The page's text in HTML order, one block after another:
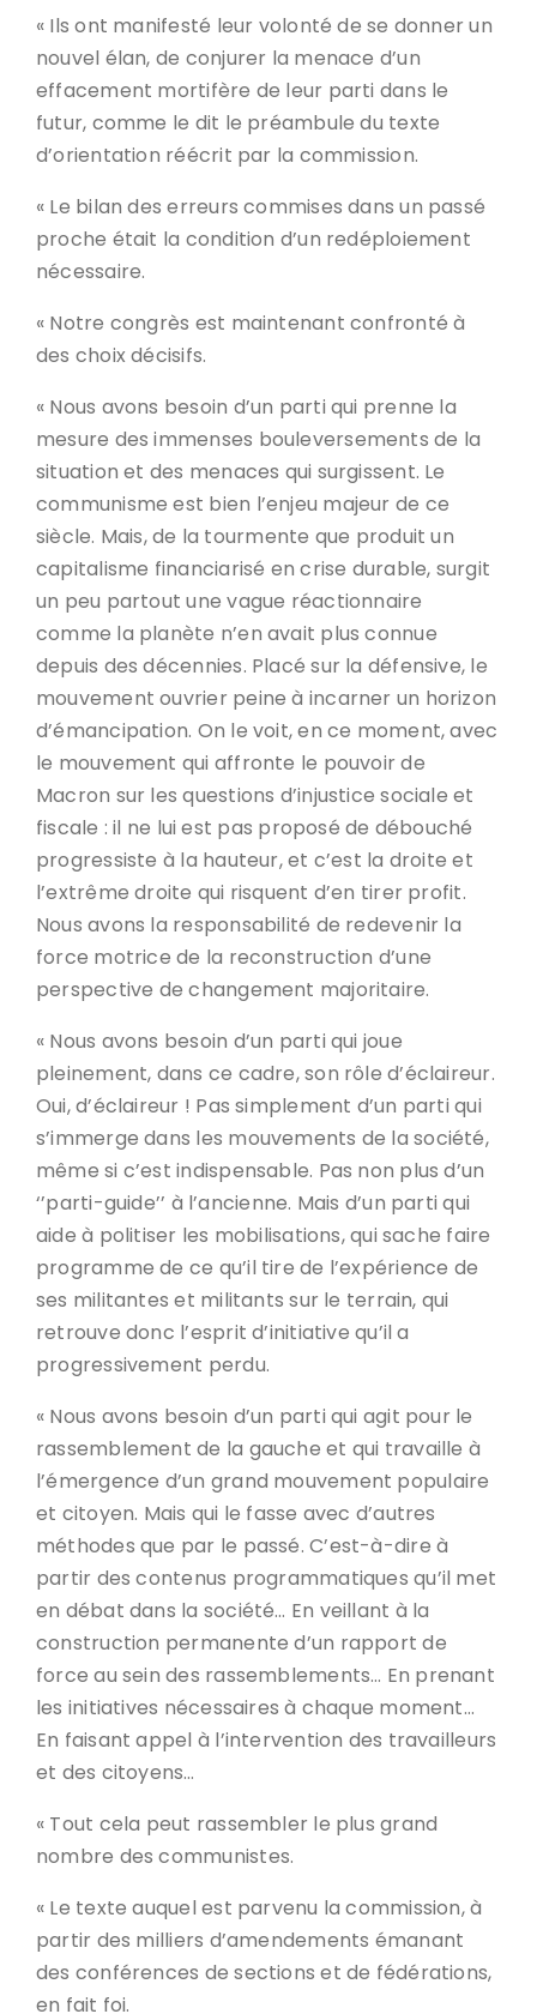
« Ils ont manifesté leur volonté de se donner un
nouvel élan, de conjurer la menace d’un
effacement mortifère de leur parti dans le
futur, comme le dit le préambule du texte
d’orientation réécrit par la commission.
« Le bilan des erreurs commises dans un passé
proche était la condition d’un redéploiement
nécessaire.
« Notre congrès est maintenant confronté à
des choix décisifs.
« Nous avons besoin d’un parti qui prenne la
mesure des immenses bouleversements de la
situation et des menaces qui surgissent. Le
communisme est bien l’enjeu majeur de ce
siècle. Mais, de la tourmente que produit un
capitalisme financiarisé en crise durable, surgit
un peu partout une vague réactionnaire
comme la planète n’en avait plus connue
depuis des décennies. Placé sur la défensive, le
mouvement ouvrier peine à incarner un horizon
d’émancipation. On le voit, en ce moment, avec
le mouvement qui affronte le pouvoir de
Macron sur les questions d’injustice sociale et
fiscale : il ne lui est pas proposé de débouché
progressiste à la hauteur, et c’est la droite et
l’extrême droite qui risquent d’en tirer profit.
Nous avons la responsabilité de redevenir la
force motrice de la reconstruction d’une
perspective de changement majoritaire.
« Nous avons besoin d’un parti qui joue
pleinement, dans ce cadre, son rôle d’éclaireur.
Oui, d’éclaireur ! Pas simplement d’un parti qui
s’immerge dans les mouvements de la société,
même si c’est indispensable. Pas non plus d’un
‘’parti-guide’’ à l’ancienne. Mais d’un parti qui
aide à politiser les mobilisations, qui sache faire
programme de ce qu’il tire de l’expérience de
ses militantes et militants sur le terrain, qui
retrouve donc l’esprit d’initiative qu’il a
progressivement perdu.
« Nous avons besoin d’un parti qui agit pour le
rassemblement de la gauche et qui travaille à
l’émergence d’un grand mouvement populaire
et citoyen. Mais qui le fasse avec d’autres
méthodes que par le passé. C’est-à-dire à
partir des contenus programmatiques qu’il met
en débat dans la société… En veillant à la
construction permanente d’un rapport de
force au sein des rassemblements… En prenant
les initiatives nécessaires à chaque moment…
En faisant appel à l’intervention des travailleurs
et des citoyens…
« Tout cela peut rassembler le plus grand
nombre des communistes.
« Le texte auquel est parvenu la commission, à
partir des milliers d’amendements émanant
des conférences de sections et de fédérations,
en fait foi.